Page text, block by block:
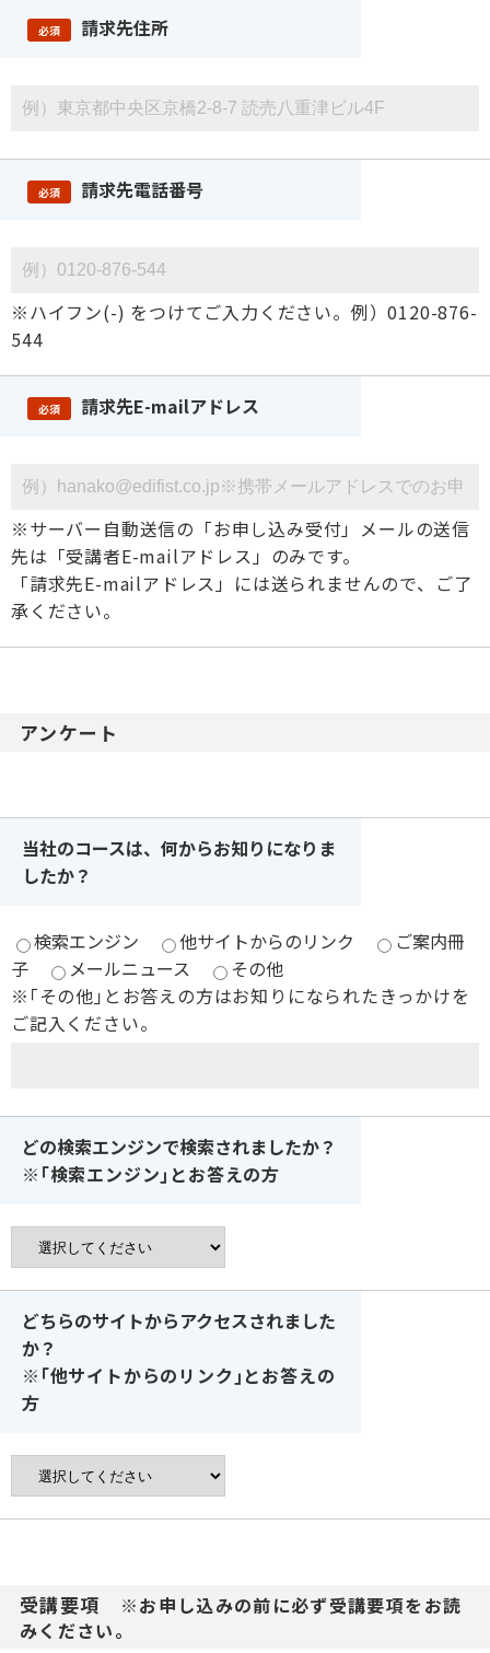
必須 請求先住所
必須 請求先電話番号
※ハイフン(-) をつけてご入力ください。例）0120-876-
544
必須 請求先E-mailアドレス
※サーバー自動送信の「お申し込み受付」メールの送信
先は「受講者E-mailアドレス」のみです。
「請求先E-mailアドレス」には送られませんので、ご了
承ください。
アンケート
当社のコースは、何からお知りになりま
したか？
検索エンジン 他サイトからのリンク
ご案内冊
子
メールニュース
その他
※｢その他｣とお答えの方はお知りになられたきっかけを
ご記入ください。
どの検索エンジンで検索されましたか？
※｢検索エンジン｣とお答えの方
どちらのサイトからアクセスされました
か？
※｢他サイトからのリンク｣とお答えの
方
受講要項
※お申し込みの前に必ず受講要項をお読
みください。